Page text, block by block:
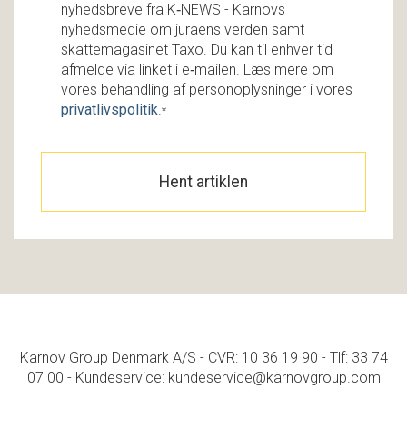
nyhedsbreve fra K‑NEWS - Karnovs
nyhedsmedie om juraens verden samt
skattemagasinet Taxo. Du kan til enhver tid
afmelde via linket i e‑mailen. Læs mere om
vores behandling af personoplysninger i vores
privatlivspolitik.*
Karnov Group Denmark A/S - CVR: 10 36 19 90 - Tlf: 33 74
07 00 - Kundeservice: kundeservice@karnovgroup.com